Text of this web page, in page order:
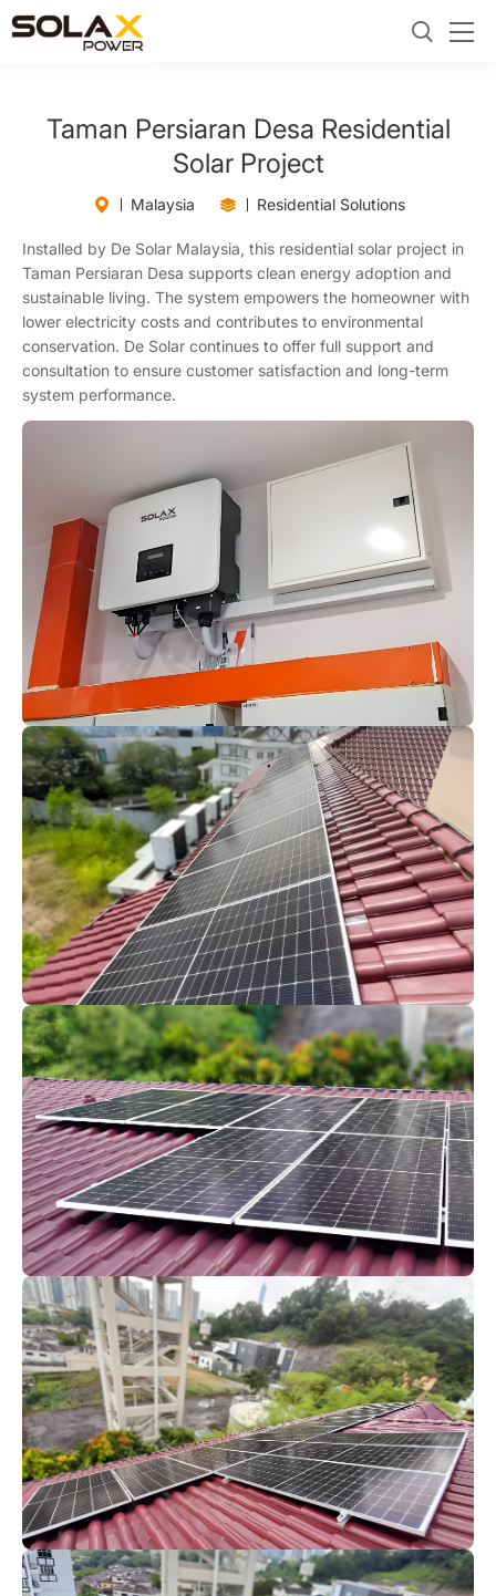
Taman Persiaran Desa Residential
Solar Project
Malaysia Residential Solutions
Installed by De Solar Malaysia, this residential solar project in
Taman Persiaran Desa supports clean energy adoption and
sustainable living. The system empowers the homeowner with
lower electricity costs and contributes to environmental
conservation. De Solar continues to offer full support and
consultation to ensure customer satisfaction and long-term
system performance.